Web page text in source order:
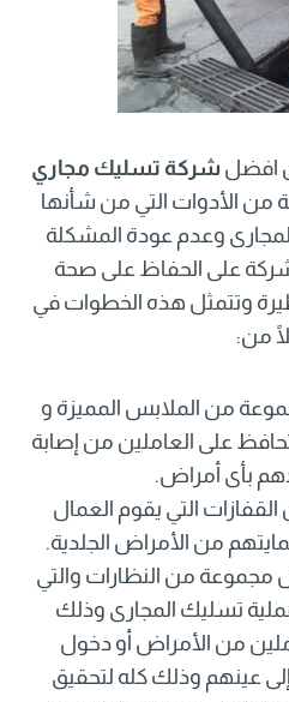
افضل شركة تسليك مجاري
من الأدوات التي من شأنها
وعدم عودة المشكلة
على الحفاظ على صحة
وتتمثل هذه الخطوات في
من:
من الملابس المميزة و
على العاملين من إصابة
بأى أمراض.
التي يقوم العمال
من الأمراض الجلدية.
مجموعة من النظارات والتي
عملية تسليك المجارى وذلك
من الأمراض أو دخول
عينهم وذلك كله لتحقيق